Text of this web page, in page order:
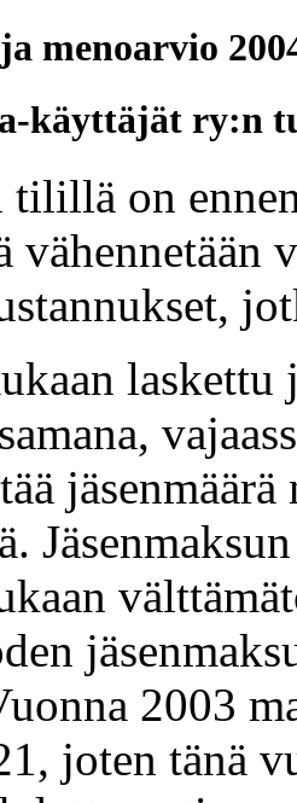
menoarvio
käyttäjät ry:n
on
vähennetään
laskettu
2003
joten tänä